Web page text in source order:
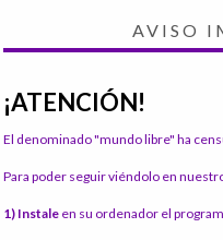
AVISO
¡ATENCIÓN!
El denominado "mundo libre" ha
Para poder seguir viéndolo en
1) Instale en su ordenador el